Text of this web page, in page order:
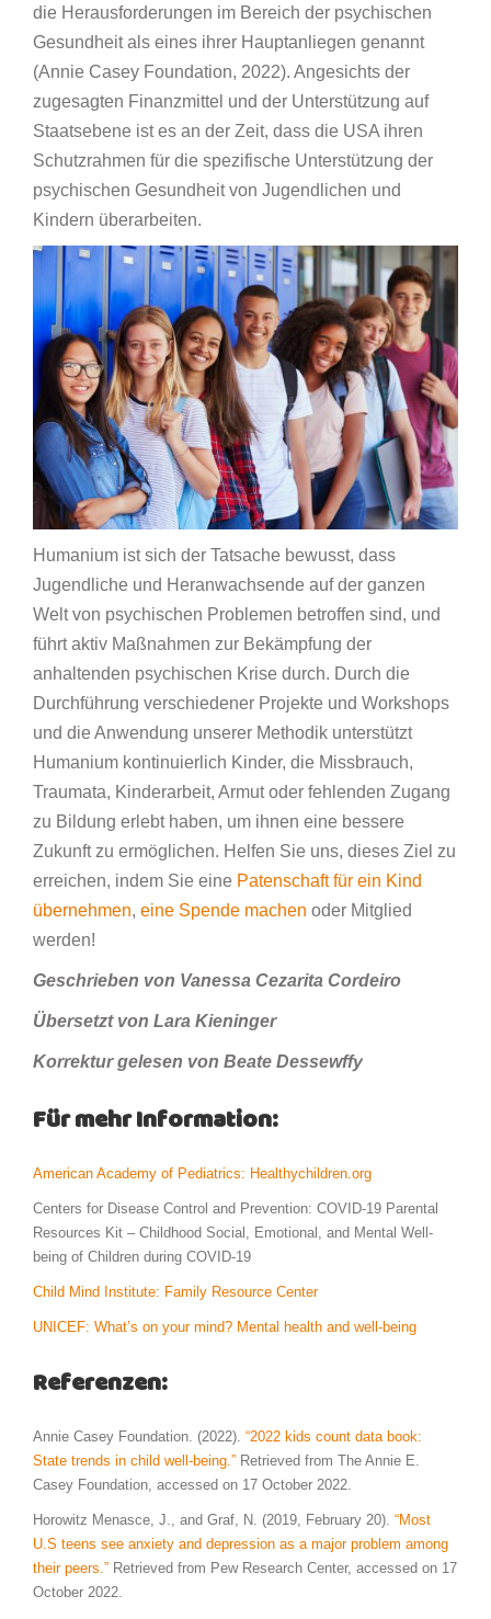
die Herausforderungen im Bereich der psychischen
Gesundheit als eines ihrer Hauptanliegen genannt
(Annie Casey Foundation, 2022). Angesichts der
zugesagten Finanzmittel und der Unterstützung auf
Staatsebene ist es an der Zeit, dass die USA ihren
Schutzrahmen für die spezifische Unterstützung der
psychischen Gesundheit von Jugendlichen und
Kindern überarbeiten.
Humanium ist sich der Tatsache bewusst, dass
Jugendliche und Heranwachsende auf der ganzen
Welt von psychischen Problemen betroffen sind, und
führt aktiv Maßnahmen zur Bekämpfung der
anhaltenden psychischen Krise durch. Durch die
Durchführung verschiedener Projekte und Workshops
und die Anwendung unserer Methodik unterstützt
Humanium kontinuierlich Kinder, die Missbrauch,
Traumata, Kinderarbeit, Armut oder fehlenden Zugang
zu Bildung erlebt haben, um ihnen eine bessere
Zukunft zu ermöglichen. Helfen Sie uns, dieses Ziel zu
erreichen, indem Sie eine Patenschaft für ein Kind
übernehmen, eine Spende machen oder Mitglied
werden!
Geschrieben von Vanessa Cezarita Cordeiro
Übersetzt von Lara Kieninger
Korrektur gelesen von Beate Dessewffy
Für mehr Information:
American Academy of Pediatrics: Healthychildren.org
Centers for Disease Control and Prevention: COVID-19 Parental
Resources Kit – Childhood Social, Emotional, and Mental Well-
being of Children during COVID-19
Child Mind Institute: Family Resource Center
UNICEF: What’s on your mind? Mental health and well-being
Referenzen:
Annie Casey Foundation. (2022). “2022 kids count data book:
State trends in child well-being.” Retrieved from The Annie E.
Casey Foundation, accessed on 17 October 2022.
Horowitz Menasce, J., and Graf, N. (2019, February 20). “Most
U.S teens see anxiety and depression as a major problem among
their peers.” Retrieved from Pew Research Center, accessed on 17
October 2022.